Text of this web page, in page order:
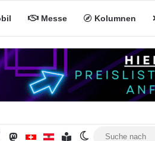
Messe Kolumnen
TelegramMastodonMiNa CHMiNa ATInhaltsverzeichnis
Skin umschalten